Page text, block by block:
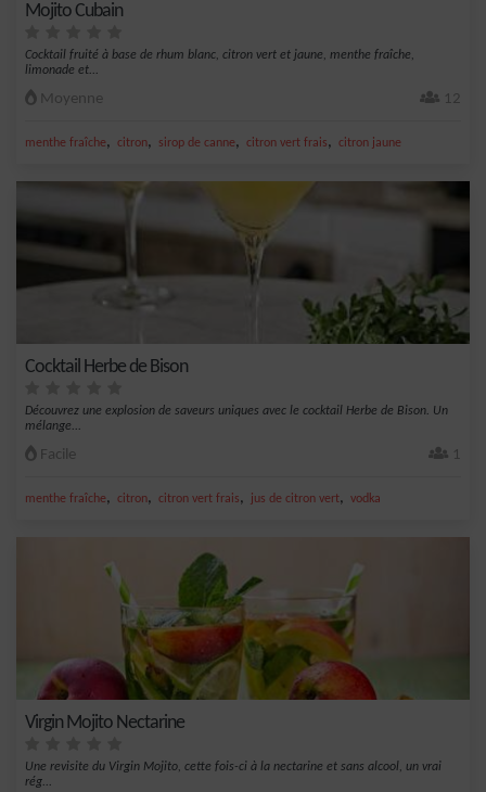
Mojito Cubain
Cocktail fruité à base de rhum blanc, citron vert et jaune, menthe fraîche,
limonade et...
Moyenne 12
menthe fraîche, citron, sirop de canne, citron vert frais, citron jaune
Cocktail Herbe de Bison
Découvrez une explosion de saveurs uniques avec le cocktail Herbe de Bison. Un
mélange...
Facile 1
menthe fraîche, citron, citron vert frais, jus de citron vert, vodka
Virgin Mojito Nectarine
Une revisite du Virgin Mojito, cette fois-ci à la nectarine et sans alcool, un vrai
rég...